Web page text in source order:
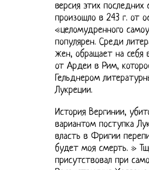
версия этих последних
произошло в 243 г. от
«целомудренного
популярен. Среди
жен, обращает на себя
от Ардеи в Рим,
Гельднером
Лукреции.
История Вергинии,
вариантом поступка
власть в Фригии
будет моя смерть. »
присутствовал при